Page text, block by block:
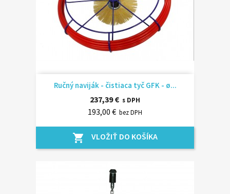
Ručný naviják - čistiaca tyč GFK - ø...
237,39 € s DPH
193,00 € bez DPH
shopping_cart VLOŽIŤ DO KOŠÍKA